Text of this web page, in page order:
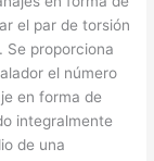
el par de torsión
Se proporciona
el número
en forma de
integralmente
de una